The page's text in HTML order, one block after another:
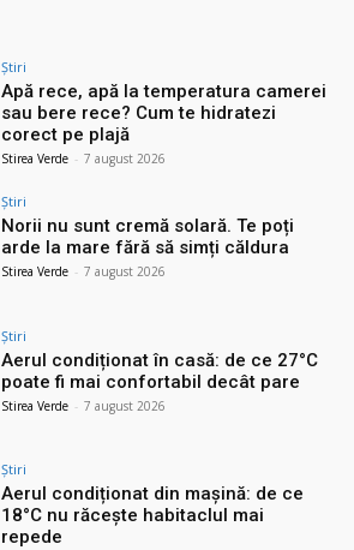
Știri
Apă rece, apă la temperatura camerei
sau bere rece? Cum te hidratezi
corect pe plajă
Stirea Verde - 7 august 2026
Știri
Norii nu sunt cremă solară. Te poți
arde la mare fără să simți căldura
Stirea Verde - 7 august 2026
Știri
Aerul condiționat în casă: de ce 27°C
poate fi mai confortabil decât pare
Stirea Verde - 7 august 2026
Știri
Aerul condiționat din mașină: de ce
18°C nu răcește habitaclul mai
repede